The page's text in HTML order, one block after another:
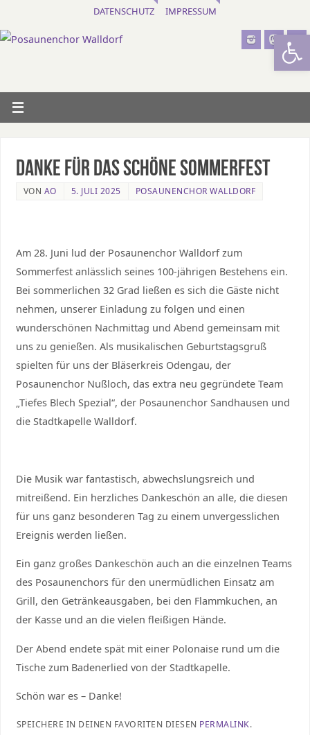
DATENSCHUTZ IMPRESSUM
Danke für das schöne Sommerfest
VON AO 5. JULI 2025 POSAUNENCHOR WALLDORF
Am 28. Juni lud der Posaunenchor Walldorf zum
Sommerfest anlässlich seines 100-jährigen Bestehens ein.
Bei sommerlichen 32 Grad ließen es sich die Gäste nicht
nehmen, unserer Einladung zu folgen und einen
wunderschönen Nachmittag und Abend gemeinsam mit
uns zu genießen. Als musikalischen Geburtstagsgruß
spielten für uns der Bläserkreis Odengau, der
Posaunenchor Nußloch, das extra neu gegründete Team
„Tiefes Blech Spezial“, der Posaunenchor Sandhausen und
die Stadtkapelle Walldorf.
Die Musik war fantastisch, abwechslungsreich und
mitreißend. Ein herzliches Dankeschön an alle, die diesen
für uns ganz besonderen Tag zu einem unvergesslichen
Ereignis werden ließen.
Ein ganz großes Dankeschön auch an die einzelnen Teams
des Posaunenchors für den unermüdlichen Einsatz am
Grill, den Getränkeausgaben, bei den Flammkuchen, an
der Kasse und an die vielen fleißigen Hände.
Der Abend endete spät mit einer Polonaise rund um die
Tische zum Badenerlied von der Stadtkapelle.
Schön war es – Danke!
SPEICHERE IN DEINEN FAVORITEN DIESEN PERMALINK.